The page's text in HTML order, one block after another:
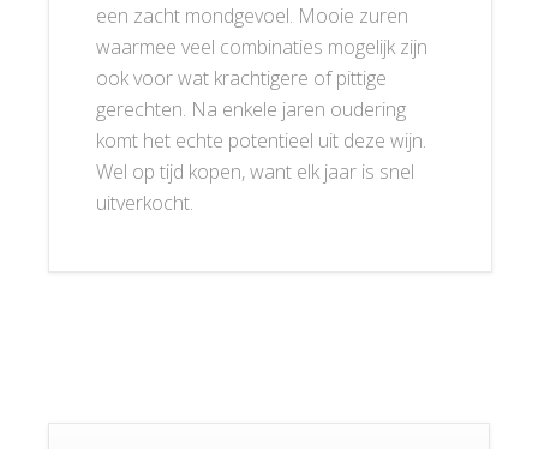
een zacht mondgevoel. Mooie zuren
waarmee veel combinaties mogelijk zijn
ook voor wat krachtigere of pittige
gerechten. Na enkele jaren oudering
komt het echte potentieel uit deze wijn.
Wel op tijd kopen, want elk jaar is snel
uitverkocht.